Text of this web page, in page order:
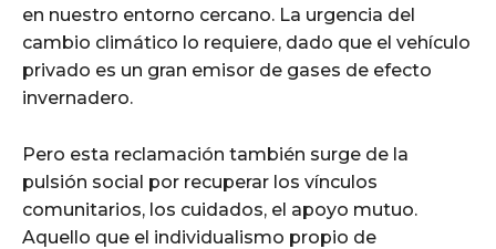
en nuestro entorno cercano. La urgencia del
cambio climático lo requiere, dado que el vehículo
privado es un gran emisor de gases de efecto
invernadero.
Pero esta reclamación también surge de la
pulsión social por recuperar los vínculos
comunitarios, los cuidados, el apoyo mutuo.
Aquello que el individualismo propio de